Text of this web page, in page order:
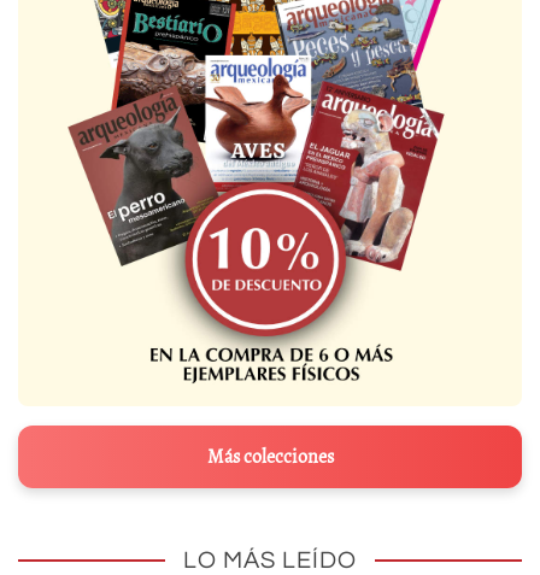
Más colecciones
LO MÁS LEÍDO